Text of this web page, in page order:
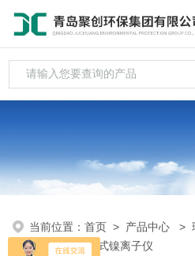
当前位置：首页 > 产品中心 >
NIE-1A型便携式镍离子仪